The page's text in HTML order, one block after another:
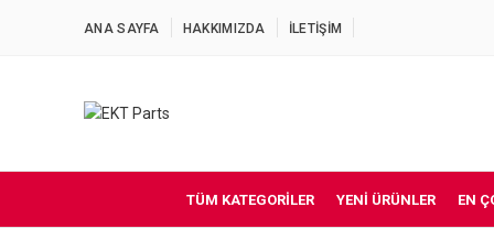
ANA SAYFA HAKKIMIZDA İLETİŞİM
TÜM KATEGORILER YENI ÜRÜNLER EN